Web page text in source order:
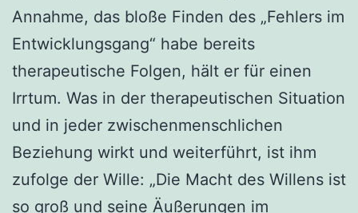
Annahme, das bloße Finden des „Fehlers im
Entwicklungsgang“ habe bereits
therapeutische Folgen, hält er für einen
Irrtum. Was in der therapeutischen Situation
und in jeder zwischenmenschlichen
Beziehung wirkt und weiterführt, ist ihm
zufolge der Wille: „Die Macht des Willens ist
so groß und seine Äußerungen im